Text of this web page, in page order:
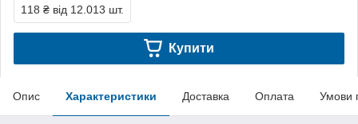
118 ₴ від 12.013 шт.
Купити
Опис Характеристики Доставка Оплата Умови